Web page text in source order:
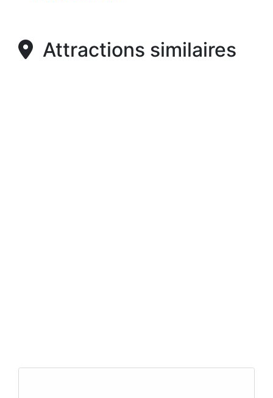
Attractions similaires